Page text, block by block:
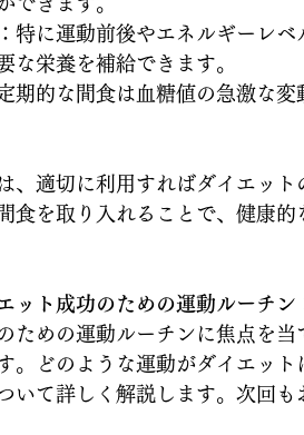
特に運動前後やエネルギーレ
な栄養を補給できます。
期的な間食は血糖値の急激な
、適切に利用すればダイエッ
食を取り入れることで、健康的
ット成功のための運動ルーチン
ための運動ルーチンに焦点を
。どのような運動がダイエッ
いて詳しく解説します。次回も